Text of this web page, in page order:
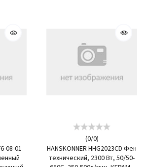
08-01
(0/0)
HANSKONNER HHG2023CD Фен
технический, 2300 Вт, 50/50-